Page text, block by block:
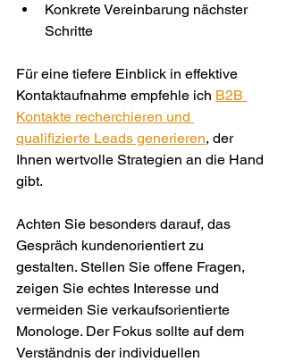
Konkrete Vereinbarung nächster
Schritte
Für eine tiefere Einblick in effektive
Kontaktaufnahme empfehle ich B2B
Kontakte recherchieren und
qualifizierte Leads generieren, der
Ihnen wertvolle Strategien an die Hand
gibt.
Achten Sie besonders darauf, das
Gespräch kundenorientiert zu
gestalten. Stellen Sie offene Fragen,
zeigen Sie echtes Interesse und
vermeiden Sie verkaufsorientierte
Monologe. Der Fokus sollte auf dem
Verständnis der individuellen